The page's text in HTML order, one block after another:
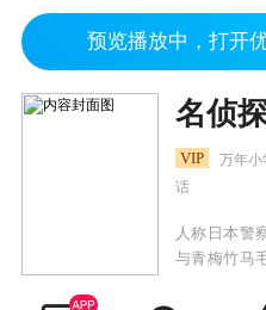
预览播放中，打开
名侦
VIP 万年小
话
人称日本警
与青梅竹马